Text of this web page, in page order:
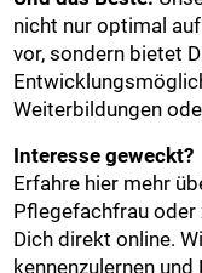
nicht nur optimal
vor, sondern bietet
Weiterbildungen
Interesse geweckt?
Erfahre hier mehr
Pflegefachfrau
Dich direkt online.
kennenzulernen